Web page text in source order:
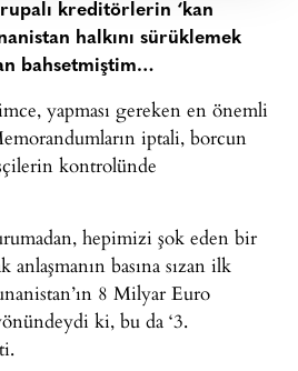
kreditörlerin ‘kan
halkını sürüklemek
bahsetmiştim…
yapması gereken en önemli
iptali, borcun
kontrolünde
hepimizi şok eden bir
anlaşmanın basına sızan ilk
8 Milyar Euro
ki, bu da ‘3.